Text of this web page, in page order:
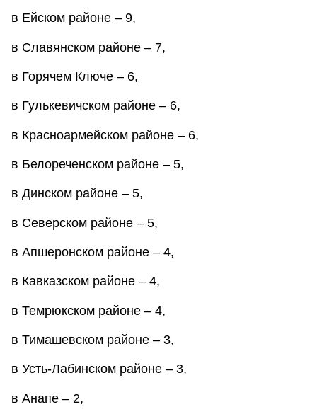
в Ейском районе – 9,
в Славянском районе – 7,
в Горячем Ключе – 6,
в Гулькевичском районе – 6,
в Красноармейском районе – 6,
в Белореченском районе – 5,
в Динском районе – 5,
в Северском районе – 5,
в Апшеронском районе – 4,
в Кавказском районе – 4,
в Темрюкском районе – 4,
в Тимашевском районе – 3,
в Усть-Лабинском районе – 3,
в Анапе – 2,